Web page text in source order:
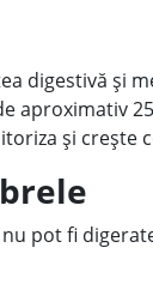
digestivă și
aproximativ
și crește
pot fi